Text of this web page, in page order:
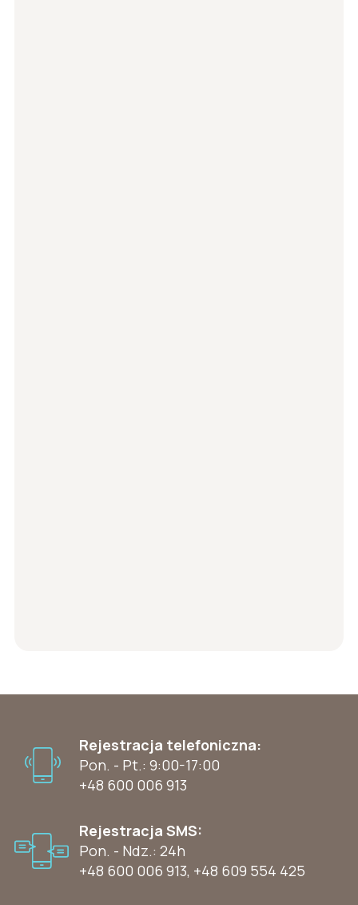
Rejestracja telefoniczna:
Pon. - Pt.: 9:00-17:00
+48 600 006 913
Rejestracja SMS:
Pon. - Ndz.: 24h
+48 600 006 913, +48 609 554 425